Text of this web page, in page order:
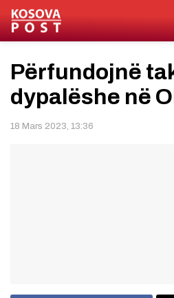
Përfundojnë
dypalëshe në
18 Mars 2023, 13:36